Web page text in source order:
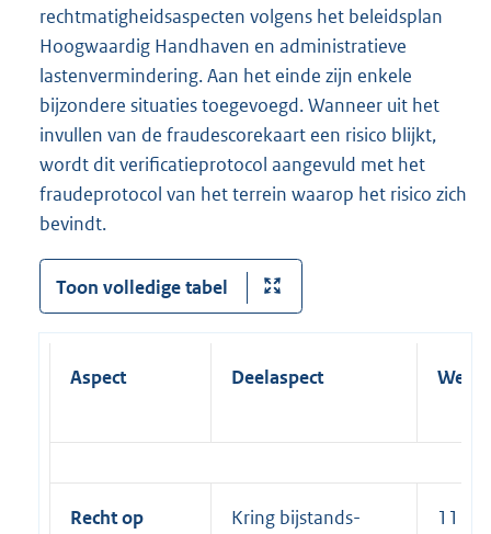
rechtmatigheidsaspecten volgens het beleidsplan
Hoogwaardig Handhaven en administratieve
lastenvermindering. Aan het einde zijn enkele
bijzondere situaties toegevoegd. Wanneer uit het
invullen van de fraudescorekaart een risico blijkt,
wordt dit verificatieprotocol aangevuld met het
fraudeprotocol van het terrein waarop het risico zich
bevindt.
Toon volledige tabel
Aspect Deelaspect Wet
Recht op
Kring bijstands-
11 lid